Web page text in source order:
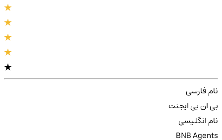
نام فارسی
بی ان بی ایجنت
نام انگلیسی
BNB Agents